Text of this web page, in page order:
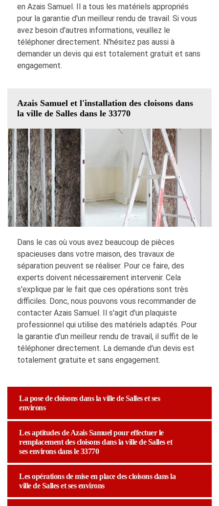
en Azais Samuel. Il a tous les matériels appropriés
pour la garantie d'un meilleur rendu de travail. Si vous
avez besoin d'autres informations, veuillez le
téléphoner directement. N'hésitez pas aussi à
demander un devis qui est totalement gratuit et sans
engagement.
Azais Samuel et l'installation des cloisons dans
la ville de Salles dans le 33770
Dans le cas où vous avez beaucoup de pièces
spacieuses dans votre maison, des travaux de
séparation peuvent se réaliser. Pour ce faire, des
experts doivent nécessairement intervenir. Cela
s'explique par le fait que ces opérations sont très
difficiles. Donc, nous pouvons vous recommander de
contacter Azais Samuel. Il s'agit d'un plaquiste
professionnel qui utilise des matériels adaptés. Pour
la garantie d'un meilleur rendu de travail, il suffit de le
téléphoner directement. La demande d'un devis est
totalement gratuite et sans engagement.
La pose de cloisons dans la ville de Salles et ses
environs
Les aptitudes de Azais Samuel pour effectuer le
remplacement des cloisons dans la ville de Salles et
ses environs dans le 33770
Les opérations de mise en place des cloisons dans la
ville de Salles et ses environs